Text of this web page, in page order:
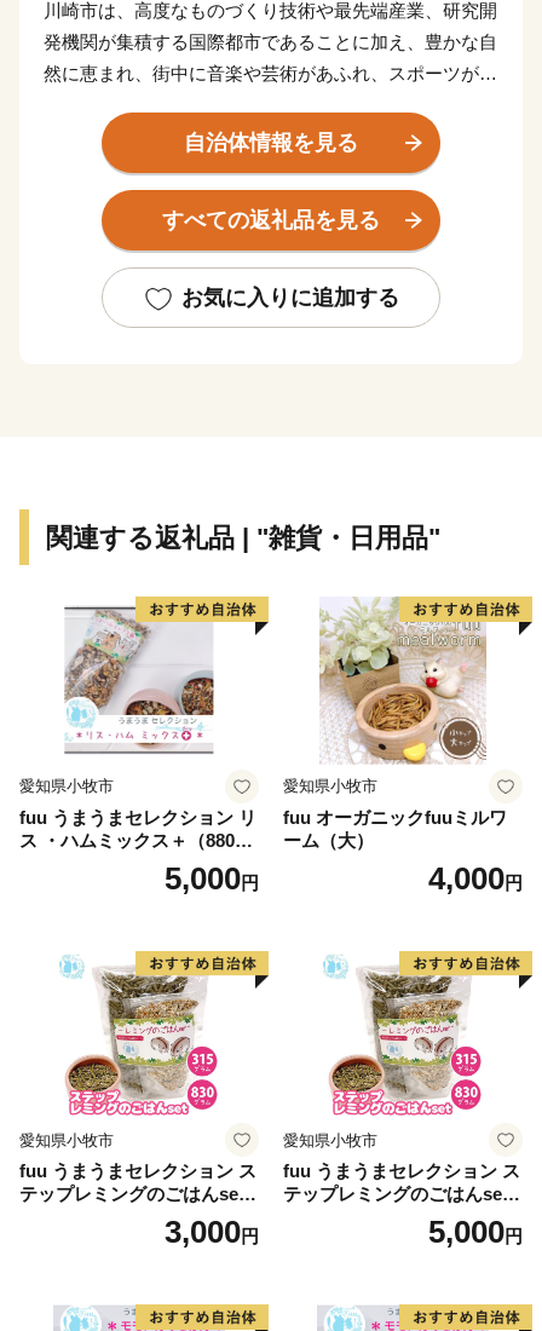
川崎市は、高度なものづくり技術や最先端産業、研究開
発機関が集積する国際都市であることに加え、豊かな自
然に恵まれ、街中に音楽や芸術があふれ、スポーツが盛
が笑顔になれる「最幸のまち かわさき」を目指し、さ
まざまな取組を進めています。
このような本市を「ぜひ応援したい！」と思ってくださ
の想いを「ふるさと納税」にのせ、本市を応援いただけ
ればと存じます。
ざまな分野に活用させていただき、施策に反映させてま
いりますので、応援をよろしくお願いいたします。
※本市では、いかなる理由があっても、お申込後の寄附
の取り下げ（キャンセル）及び寄附金の返金は致しかね
自治体情報を見る
すべての返礼品を見る
お気に入りに追加する
関連する返礼品 | "雑貨・日用品"
愛知県小牧市
fuu うまうまセレクション リ
ス ・ハムミックス＋（880
5,000円
愛知県小牧市
fuu オーガニックfuuミルワ
ーム（大）
4,000円
愛知県小牧市
fuu うまうまセレクション ス
テップレミングのごはんset
3,000円
愛知県小牧市
fuu うまうまセレクション ス
テップレミングのごはんset
5,000円